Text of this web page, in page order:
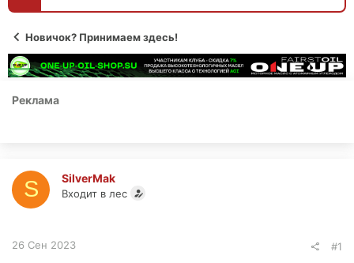
ы
л
Новичок? Принимаем здесь!
Реклама
S SilverMak
Входит в лес
26 Сен 2023 #1